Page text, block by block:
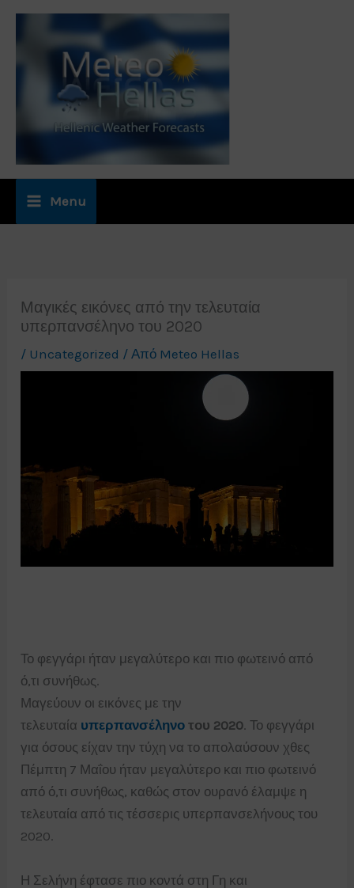
Μετάβαση
περιεχόμενο
Menu
Μαγικές εικόνες από την τελευταία
υπερπανσέληνο του 2020
/ Uncategorized / Από Meteo Hellas
Το φεγγάρι ήταν μεγαλύτερο και πιο φωτεινό από
ό,τι συνήθως.
Μαγεύουν οι εικόνες με την
τελευταία υπερπανσέληνο του 2020. Το φεγγάρι
για όσους είχαν την τύχη να το απολαύσουν χθες
Πέμπτη 7 Μαΐου ήταν μεγαλύτερο και πιο φωτεινό
από ό,τι συνήθως, καθώς στον ουρανό έλαμψε η
τελευταία από τις τέσσερις υπερπανσελήνους του
2020.
Η Σελήνη έφτασε πιο κοντά στη Γη και